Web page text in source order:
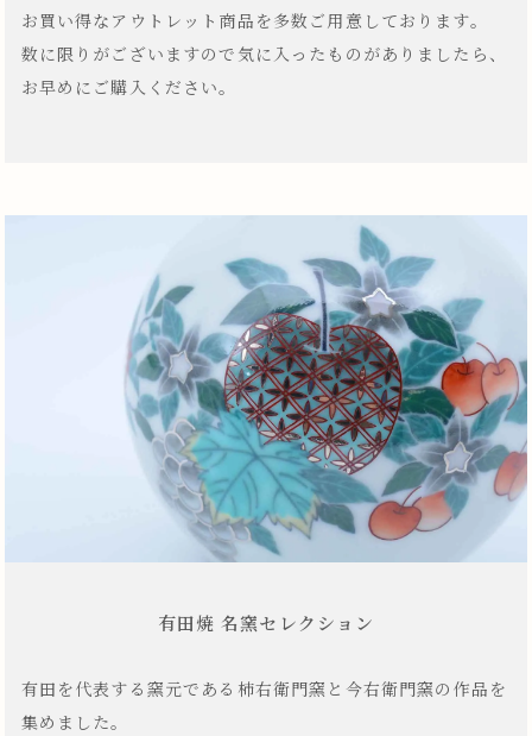
お買い得なアウトレット商品を多数ご用意しております。
数に限りがございますので気に入ったものがありましたら、
お早めにご購入ください。
有田焼 名窯セレクション
有田を代表する窯元である柿右衛門窯と今右衛門窯の作品を
集めました。